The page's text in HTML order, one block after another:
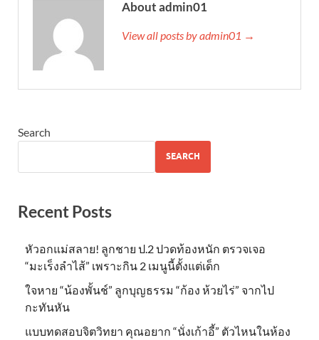
About admin01
View all posts by admin01 →
Search
SEARCH
Recent Posts
หัวอกแม่สลาย! ลูกชาย ป.2 ปวดท้องหนัก ตรวจเจอ
“มะเร็งลำไส้” เพราะกิน 2 เมนูนี้ตั้งแต่เด็ก
ใจหาย “น้องพั้นช์” ลูกบุญธรรม “ก้อง ห้วยไร่” จากไป
กะทันหัน
แบบทดสอบจิตวิทยา คุณอยาก “นั่งเก้าอี้” ตัวไหนในห้อง